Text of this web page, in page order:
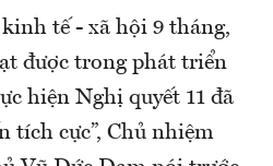
tế - xã hội 9 tháng,
được trong phát triển
hiện Nghị quyết 11 đã
tích cực”, Chủ nhiệm